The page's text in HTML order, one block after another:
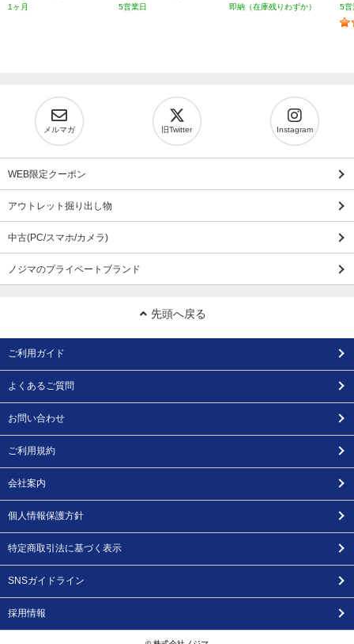
1ヶ月
5営業日
即納（在庫残りわずか）
5営
メルマガ 旧Twitter Instagram
WEB限定クーポン
アウトレット掘り出し物
中古(PC/スマホ/カメラ)
ノジマのプライベートブランド
先頭へ戻る
ご利用ガイド
よくあるご質問
お問い合わせ
ご利用規約
会社案内
個人情報保護方針
特定商取引法に基づく表示
SNSガイドライン
採用情報